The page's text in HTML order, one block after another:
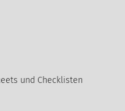
und Checklisten